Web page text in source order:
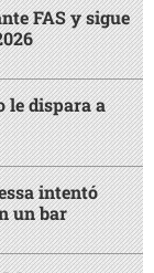
FAS y sigue
le dispara a
intentó
un bar